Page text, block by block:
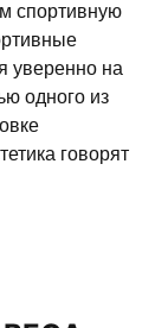
спортивную
уверенно на
одного из
говорят